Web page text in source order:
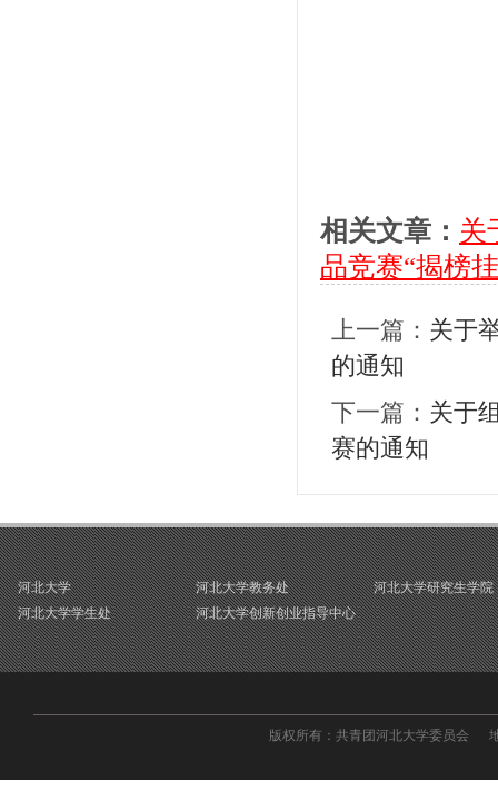
相关文章： 关
品竞赛“揭榜
上一篇： 关于
的通知
下一篇： 关于
赛的通知
河北大学 河北大学教务处
河北大学研究生学院
河北大学学生处
河北大学创新创业指导中心
版权所有：共青团河北大学委员会